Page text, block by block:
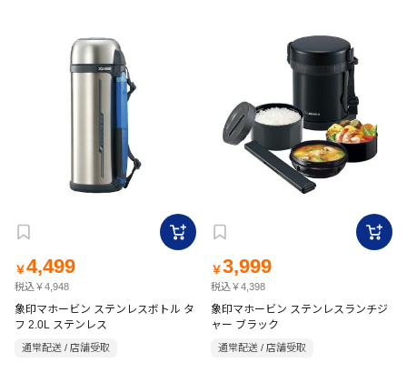
￥4,499
税込￥4,948
象印マホービン ステンレスボトル タ
フ 2.0L ステンレス
通常配送 / 店舗受取
￥3,999
税込￥4,398
象印マホービン ステンレスランチジ
ャー ブラック
通常配送 / 店舗受取